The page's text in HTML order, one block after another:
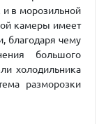
и в морозильной
камеры имеет
благодаря чему
большого
холодильника
разморозки